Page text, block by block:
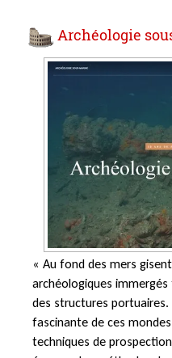
Archéologie
« Au fond des mers
archéologiques
des structures
fascinante de ces
techniques de